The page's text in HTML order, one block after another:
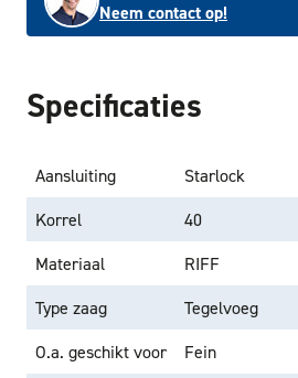
Neem contact op!
Specificaties
Aansluiting
Starlock
Korrel
40
Materiaal
RIFF
Type zaag
Tegelvoeg
O.a. geschikt voor
Fein